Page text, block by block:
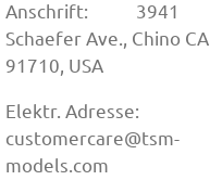
Anschrift: 3941
Schaefer Ave., Chino CA
91710, USA
Elektr. Adresse:
customercare@tsm-
models.com